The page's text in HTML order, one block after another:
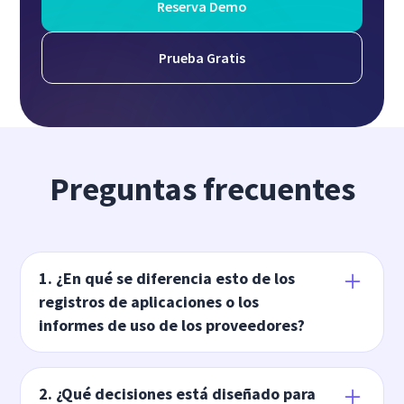
Reserva Demo
Prueba Gratis
Preguntas frecuentes
1. ¿En qué se diferencia esto de los
registros de aplicaciones o los
informes de uso de los proveedores?
Los registros de aplicaciones y los informes de
proveedores muestran el acceso o la actividad
2. ¿Qué decisiones está diseñado para